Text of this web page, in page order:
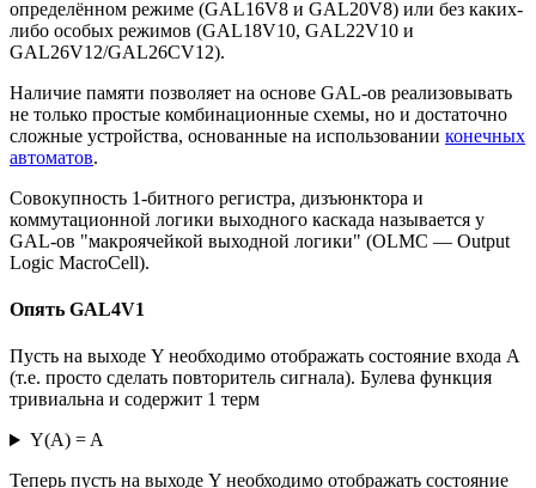
определённом режиме (GAL16V8 и GAL20V8) или без каких-
либо особых режимов (GAL18V10, GAL22V10 и
GAL26V12/GAL26CV12).
Наличие памяти позволяет на основе GAL-ов реализовывать
не только простые комбинационные схемы, но и достаточно
сложные устройства, основанные на использовании конечных
автоматов.
Совокупность 1-битного регистра, дизъюнктора и
коммутационной логики выходного каскада называется у
GAL-ов "макроячейкой выходной логики" (OLMC — Output
Logic MacroCell).
Опять GAL4V1
Пусть на выходе Y необходимо отображать состояние входа A
(т.е. просто сделать повторитель сигнала). Булева функция
тривиальна и содержит 1 терм
Y(A) = A
Теперь пусть на выходе Y необходимо отображать состояние